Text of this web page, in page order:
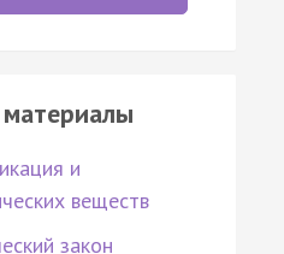
и
веществ
закон